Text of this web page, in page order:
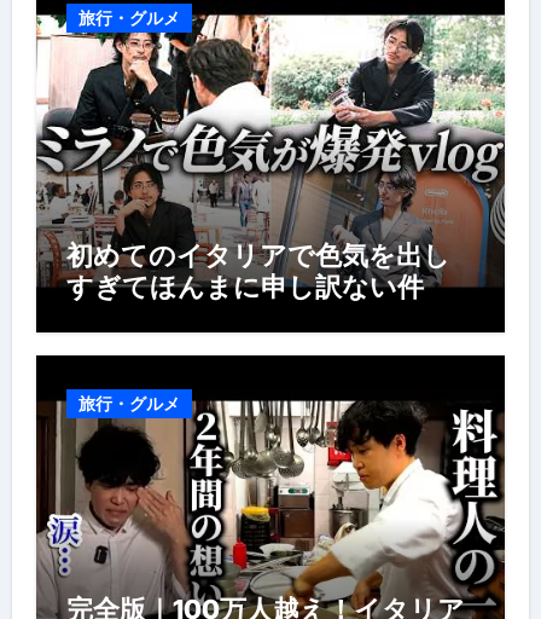
旅行・グルメ
初めてのイタリアで色気を出し
すぎてほんまに申し訳ない件
旅行・グルメ
完全版｜100万人越え！イタリア